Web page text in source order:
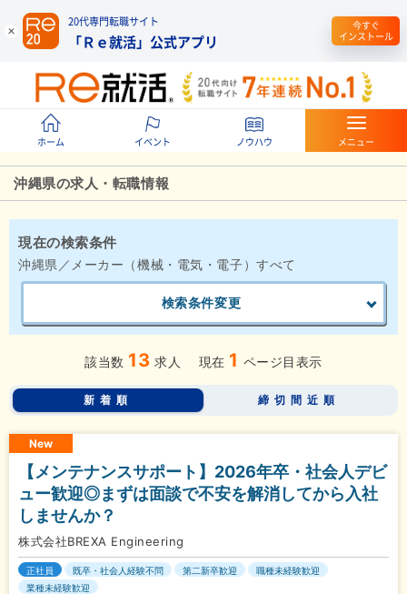
20代専門転職サイト
「Ｒｅ就活」公式アプリ
今すぐ
インストール
ホーム イベント ノウハウ メニュー
沖縄県の求人・転職情報
現在の検索条件
沖縄県／メーカー（機械・電気・電子）すべて
検索条件変更
該当数 13 求人 現在 1 ページ目表示
新着順 締切間近順
New
【メンテナンスサポート】2026年卒・社会人デビ
ュー歓迎◎まずは面談で不安を解消してから入社
しませんか？
株式会社BREXA Engineering
正社員 既卒・社会人経験不問 第二新卒歓迎
職種未経験歓迎
業種未経験歓迎